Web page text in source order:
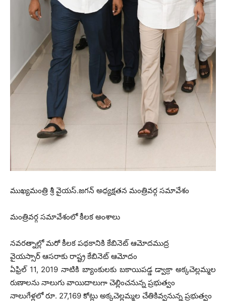
ముఖ్యమంత్రి శ్రీ వైయస్‌.జగన్‌ అధ్యక్షతన మంత్రివర్గ సమావేశం
మంత్రివర్గ సమావేశంలో కీలక అంశాలు
నవరత్నాల్లో మరో కీలక పథకానికి కేబినెట్‌ ఆమోదముద్ర
వైయస్సార్‌ ఆసరాకు రాష్ట్ర కేబినెట్‌ ఆమోదం
ఏఫ్రిల్‌ 11, 2019 నాటికి బ్యాంకులకు బకాయిపడ్డ డ్వాక్రా అక్కచెల్లమ్మల
రుణాలను నాలుగు వాయిదాలుగా చెల్లించనున్న ప్రభుత్వం
నాలుగేళ్లలో రూ. 27,169 కోట్లు అక్కచెల్లమ్మల చేతికివ్వనున్న ప్రభుత్వం